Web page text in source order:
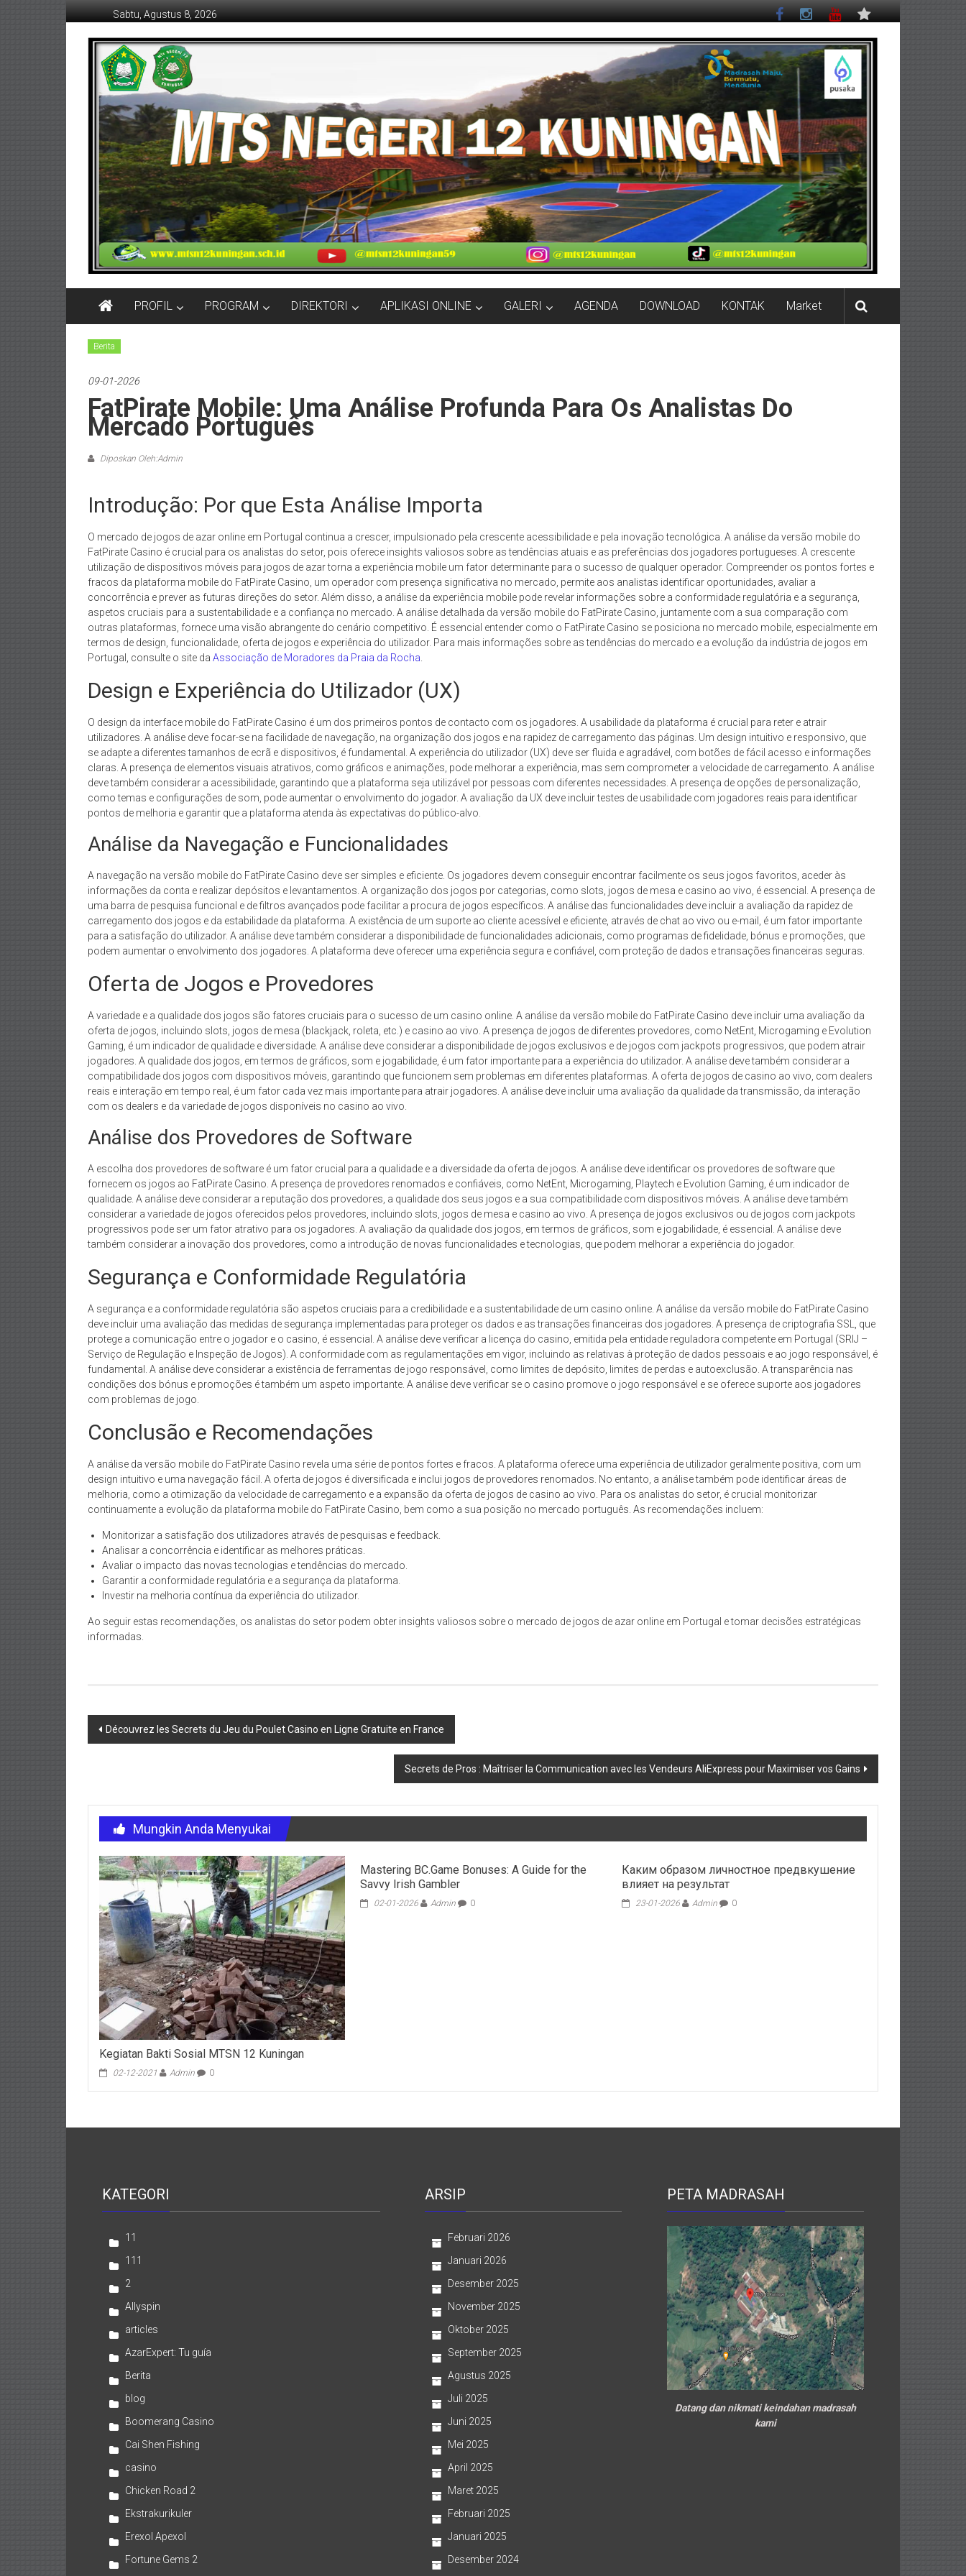
ke
konten
Sabtu, Agustus 8, 2026
MTSN
12
KUNINGAN
PROFIL PROGRAM DIREKTORI APLIKASI ONLINE GALERI AGENDA DOWNLOAD KONTAK Market
Berita
09-01-2026
FatPirate Mobile: Uma Análise Profunda Para Os Analistas Do
Mercado Português
Diposkan Oleh:Admin
Introdução: Por que Esta Análise Importa
O mercado de jogos de azar online em Portugal continua a crescer, impulsionado pela crescente acessibilidade e pela inovação tecnológica. A análise da versão mobile do
FatPirate Casino é crucial para os analistas do setor, pois oferece insights valiosos sobre as tendências atuais e as preferências dos jogadores portugueses. A crescente
utilização de dispositivos móveis para jogos de azar torna a experiência mobile um fator determinante para o sucesso de qualquer operador. Compreender os pontos fortes e
fracos da plataforma mobile do FatPirate Casino, um operador com presença significativa no mercado, permite aos analistas identificar oportunidades, avaliar a
concorrência e prever as futuras direções do setor. Além disso, a análise da experiência mobile pode revelar informações sobre a conformidade regulatória e a segurança,
aspetos cruciais para a sustentabilidade e a confiança no mercado. A análise detalhada da versão mobile do FatPirate Casino, juntamente com a sua comparação com
outras plataformas, fornece uma visão abrangente do cenário competitivo. É essencial entender como o FatPirate Casino se posiciona no mercado mobile, especialmente em
termos de design, funcionalidade, oferta de jogos e experiência do utilizador. Para mais informações sobre as tendências do mercado e a evolução da indústria de jogos em
Portugal, consulte o site da Associação de Moradores da Praia da Rocha
Design e Experiência do Utilizador (UX)
O design da interface mobile do FatPirate Casino é um dos primeiros pontos de contacto com os jogadores. A usabilidade da plataforma é crucial para reter e atrair
utilizadores. A análise deve focar-se na facilidade de navegação, na organização dos jogos e na rapidez de carregamento das páginas. Um design intuitivo e responsivo, que
se adapte a diferentes tamanhos de ecrã e dispositivos, é fundamental. A experiência do utilizador (UX) deve ser fluida e agradável, com botões de fácil acesso e informações
claras. A presença de elementos visuais atrativos, como gráficos e animações, pode melhorar a experiência, mas sem comprometer a velocidade de carregamento. A análise
deve também considerar a acessibilidade, garantindo que a plataforma seja utilizável por pessoas com diferentes necessidades. A presença de opções de personalização,
como temas e configurações de som, pode aumentar o envolvimento do jogador. A avaliação da UX deve incluir testes de usabilidade com jogadores reais para identificar
pontos de melhoria e garantir que a plataforma atenda às expectativas do público-alvo.
Análise da Navegação e Funcionalidades
A navegação na versão mobile do FatPirate Casino deve ser simples e eficiente. Os jogadores devem conseguir encontrar facilmente os seus jogos favoritos, aceder às
informações da conta e realizar depósitos e levantamentos. A organização dos jogos por categorias, como slots, jogos de mesa e casino ao vivo, é essencial. A presença de
uma barra de pesquisa funcional e de filtros avançados pode facilitar a procura de jogos específicos. A análise das funcionalidades deve incluir a avaliação da rapidez de
carregamento dos jogos e da estabilidade da plataforma. A existência de um suporte ao cliente acessível e eficiente, através de chat ao vivo ou e-mail, é um fator importante
para a satisfação do utilizador. A análise deve também considerar a disponibilidade de funcionalidades adicionais, como programas de fidelidade, bónus e promoções, que
podem aumentar o envolvimento dos jogadores. A plataforma deve oferecer uma experiência segura e confiável, com proteção de dados e transações financeiras seguras.
Oferta de Jogos e Provedores
A variedade e a qualidade dos jogos são fatores cruciais para o sucesso de um casino online. A análise da versão mobile do FatPirate Casino deve incluir uma avaliação da
oferta de jogos, incluindo slots, jogos de mesa (blackjack, roleta, etc.) e casino ao vivo. A presença de jogos de diferentes provedores, como NetEnt, Microgaming e Evolution
Gaming, é um indicador de qualidade e diversidade. A análise deve considerar a disponibilidade de jogos exclusivos e de jogos com jackpots progressivos, que podem atrair
jogadores. A qualidade dos jogos, em termos de gráficos, som e jogabilidade, é um fator importante para a experiência do utilizador. A análise deve também considerar a
compatibilidade dos jogos com dispositivos móveis, garantindo que funcionem sem problemas em diferentes plataformas. A oferta de jogos de casino ao vivo, com dealers
reais e interação em tempo real, é um fator cada vez mais importante para atrair jogadores. A análise deve incluir uma avaliação da qualidade da transmissão, da interação
com os dealers e da variedade de jogos disponíveis no casino ao vivo.
Análise dos Provedores de Software
A escolha dos provedores de software é um fator crucial para a qualidade e a diversidade da oferta de jogos. A análise deve identificar os provedores de software que
fornecem os jogos ao FatPirate Casino. A presença de provedores renomados e confiáveis, como NetEnt, Microgaming, Playtech e Evolution Gaming, é um indicador de
qualidade. A análise deve considerar a reputação dos provedores, a qualidade dos seus jogos e a sua compatibilidade com dispositivos móveis. A análise deve também
considerar a variedade de jogos oferecidos pelos provedores, incluindo slots, jogos de mesa e casino ao vivo. A presença de jogos exclusivos ou de jogos com jackpots
progressivos pode ser um fator atrativo para os jogadores. A avaliação da qualidade dos jogos, em termos de gráficos, som e jogabilidade, é essencial. A análise deve
também considerar a inovação dos provedores, como a introdução de novas funcionalidades e tecnologias, que podem melhorar a experiência do jogador.
Segurança e Conformidade Regulatória
A segurança e a conformidade regulatória são aspetos cruciais para a credibilidade e a sustentabilidade de um casino online. A análise da versão mobile do FatPirate Casino
deve incluir uma avaliação das medidas de segurança implementadas para proteger os dados e as transações financeiras dos jogadores. A presença de criptografia SSL, que
protege a comunicação entre o jogador e o casino, é essencial. A análise deve verificar a licença do casino, emitida pela entidade reguladora competente em Portugal (SRIJ –
Serviço de Regulação e Inspeção de Jogos). A conformidade com as regulamentações em vigor, incluindo as relativas à proteção de dados pessoais e ao jogo responsável, é
fundamental. A análise deve considerar a existência de ferramentas de jogo responsável, como limites de depósito, limites de perdas e autoexclusão. A transparência nas
condições dos bónus e promoções é também um aspeto importante. A análise deve verificar se o casino promove o jogo responsável e se oferece suporte aos jogadores
com problemas de jogo.
Conclusão e Recomendações
A análise da versão mobile do FatPirate Casino revela uma série de pontos fortes e fracos. A plataforma oferece uma experiência de utilizador geralmente positiva, com um
design intuitivo e uma navegação fácil. A oferta de jogos é diversificada e inclui jogos de provedores renomados. No entanto, a análise também pode identificar áreas de
melhoria, como a otimização da velocidade de carregamento e a expansão da oferta de jogos de casino ao vivo. Para os analistas do setor, é crucial monitorizar
continuamente a evolução da plataforma mobile do FatPirate Casino, bem como a sua posição no mercado português. As recomendações incluem:
Monitorizar a satisfação dos utilizadores através de pesquisas e feedback.
Analisar a concorrência e identificar as melhores práticas.
Avaliar o impacto das novas tecnologias e tendências do mercado.
Garantir a conformidade regulatória e a segurança da plataforma.
Investir na melhoria contínua da experiência do utilizador.
Ao seguir estas recomendações, os analistas do setor podem obter insights valiosos sobre o mercado de jogos de azar online em Portugal e tomar decisões estratégicas
informadas.
Navigasi
Découvrez les Secrets du Jeu du Poulet Casino en Ligne Gratuite en France
Secrets de Pros : Maîtriser la Communication avec les Vendeurs AliExpress pour Maximiser vos Gains
Mungkin Anda Menyukai
Kegiatan Bakti Sosial MTSN 12 Kuningan
02-12-2021 Admin 0
Mastering BC.Game Bonuses: A Guide for the
Savvy Irish Gambler
02-01-2026 Admin 0
Каким образом личностное предвкушение
влияет на результат
23-01-2026 Admin 0
KATEGORI
11
111
2
Allyspin
articles
AzarExpert: Tu guía
Berita
blog
Boomerang Casino
Cai Shen Fishing
casino
Chicken Road 2
Ekstrakurikuler
Erexol Apexol
Fortune Gems 2
ARSIP
Februari 2026
Januari 2026
Desember 2025
November 2025
Oktober 2025
September 2025
Agustus 2025
Juli 2025
Juni 2025
Mei 2025
April 2025
Maret 2025
Februari 2025
Januari 2025
Desember 2024
PETA MADRASAH
Datang dan nikmati keindahan madrasah
kami